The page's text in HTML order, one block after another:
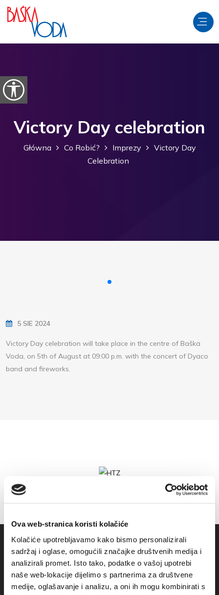
Ova web-stranica koristi kolačiće
Kolačiće upotrebljavamo kako bismo personalizirali
sadržaj i oglase, omogućili značajke društvenih medija i
analizirali promet. Isto tako, podatke o vašoj upotrebi
naše web-lokacije dijelimo s partnerima za društvene
medije, oglašavanje i analizu, a oni ih mogu kombinirati s
Przejdź do treści
Otwórz opcje ułatwień dostępu
Victory Day celebration
Główna Co Robić? Imprezy
Victory Day
Celebration
5 SIE 2024
Victory Day celebration will take place in the centre of Baška
Voda, on 5th of August at 09:00 p.m. with the concert of Dyaco
band and fireworks.